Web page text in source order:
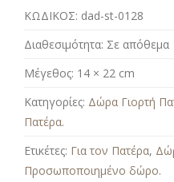
ΚΩΔΙΚΟΣ: dad-st-0128
Διαθεσιμότητα: Σε απόθεμα
Μέγεθος: 14 × 22 cm
Κατηγορίες: Δώρα Γιορτή
Πατέρα.
Ετικέτες: Για τον Πατέρα,
Προσωποποιημένο δώρο.